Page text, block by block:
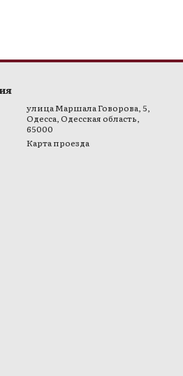
улица Маршала Говорова, 5,
Одесса, Одесская область,
65000
Карта проезда